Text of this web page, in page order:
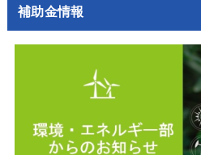
補助金情報